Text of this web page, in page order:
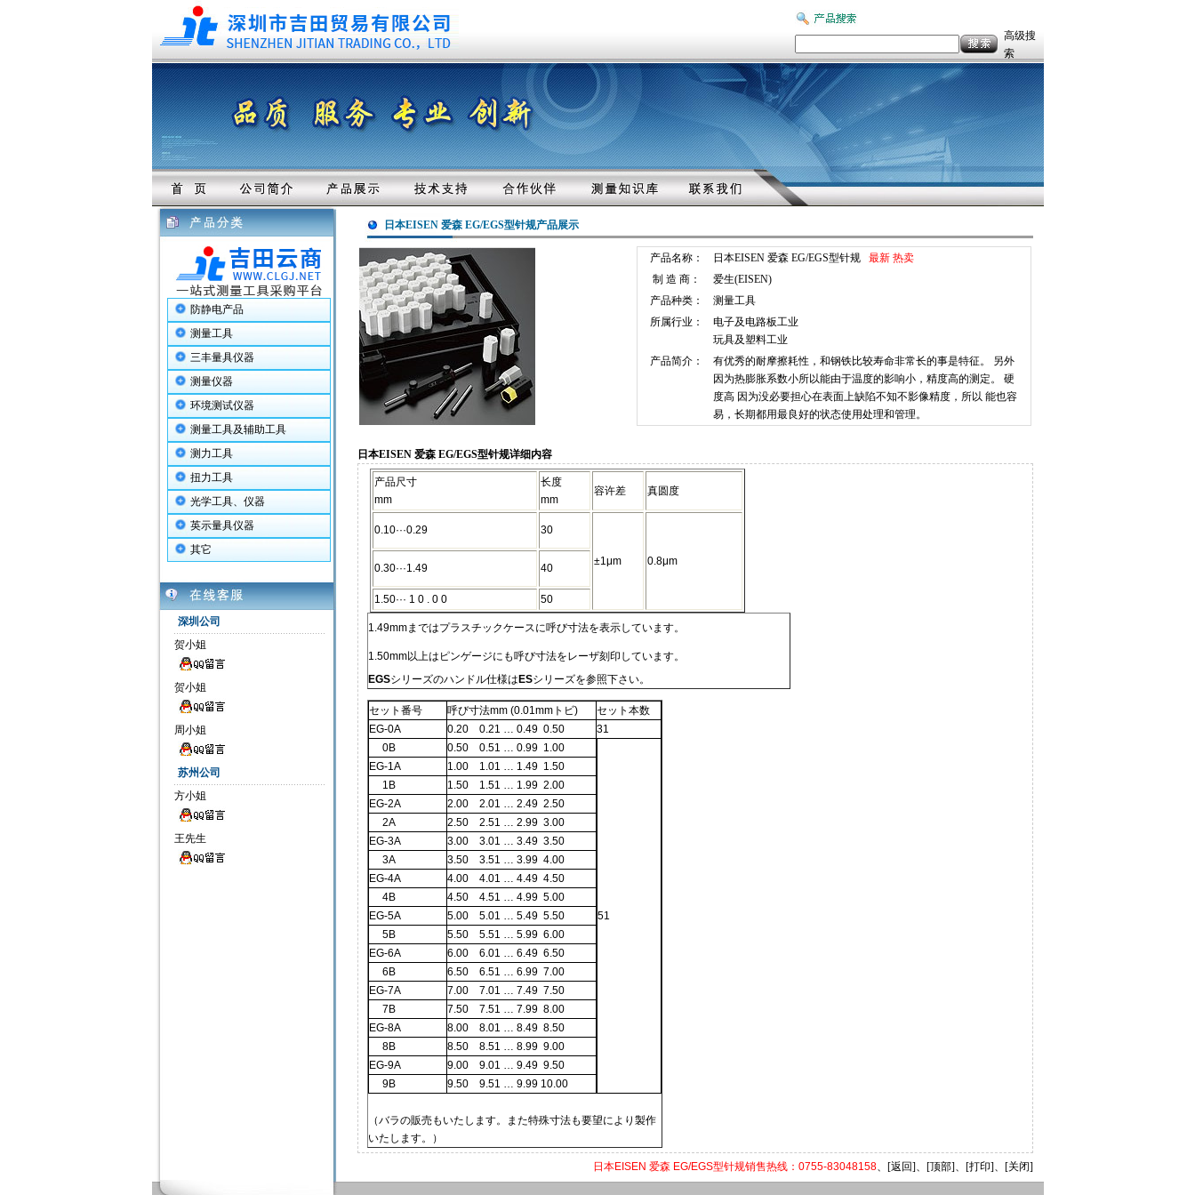
高级搜
索
防静电产品
测量工具
三丰量具仪器
测量仪器
环境测试仪器
测量工具及辅助工具
测力工具
扭力工具
光学工具、仪器
英示量具仪器
其它
深圳公司
贺小姐
贺小姐
周小姐
苏州公司
方小姐
王先生
日本EISEN 爱森 EG/EGS型针规产品展示
产品名称： 日本EISEN 爱森 EG/EGS型针规 最新 热卖
制 造 商：
爱生(EISEN)
产品种类：
测量工具
所属行业：
电子及电路板工业
玩具及塑料工业
产品简介：
有优秀的耐摩擦耗性，和钢铁比较寿命非常长的事是特征。 另外
因为热膨胀系数小所以能由于温度的影响小，精度高的测定。 硬
度高 因为没必要担心在表面上缺陷不知不影像精度，所以 能也容
易，长期都用最良好的状态使用处理和管理。
日本EISEN 爱森 EG/EGS型针规详细内容
产品尺寸
mm
长度
mm
容许差 真圆度
0.10···0.29 30
±1μm 0.8μm
0.30···1.49 40
1.50··· 1 0 . 0 0 50
1.49mmまではプラスチックケースに呼び寸法を表示しています。
1.50mm以上はピンゲージにも呼び寸法をレーザ刻印しています。
EGSシリーズのハンドル仕様は ESシリーズを参照下さい。
セット番号 呼び寸法mm (0.01mmトビ)
セット本数
EG-0A
0.20 0.21 … 0.49 0.50
31
0B
0.50 0.51 … 0.99 1.00
51
EG-1A
1.00 1.01 … 1.49 1.50
1B
1.50 1.51 … 1.99 2.00
EG-2A
2.00 2.01 … 2.49 2.50
2A
2.50 2.51 … 2.99 3.00
EG-3A
3.00 3.01 … 3.49 3.50
3A
3.50 3.51 … 3.99 4.00
EG-4A
4.00 4.01 … 4.49 4.50
4B
4.50 4.51 … 4.99 5.00
EG-5A
5.00 5.01 … 5.49 5.50
5B
5.50 5.51 … 5.99 6.00
EG-6A
6.00 6.01 … 6.49 6.50
6B
6.50 6.51 … 6.99 7.00
EG-7A
7.00 7.01 … 7.49 7.50
7B
7.50 7.51 … 7.99 8.00
EG-8A
8.00 8.01 … 8.49 8.50
8B
8.50 8.51 … 8.99 9.00
EG-9A
9.00 9.01 … 9.49 9.50
9B
9.50 9.51 … 9.99 10.00
（バラの販売もいたします。また特殊寸法も要望により製作
いたします。）
日本EISEN 爱森 EG/EGS型针规销售热线：0755-83048158、 [返回]、 [顶部]、 [打印]、 [关闭]